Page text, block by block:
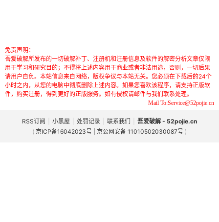
免责声明：
吾爱破解所发布的一切破解补丁、注册机和注册信息及软件的解密分析文章仅限
用于学习和研究目的；不得将上述内容用于商业或者非法用途，否则，一切后果
请用户自负。本站信息来自网络，版权争议与本站无关。您必须在下载后的24个
小时之内，从您的电脑中彻底删除上述内容。如果您喜欢该程序，请支持正版软
件，购买注册，得到更好的正版服务。如有侵权请邮件与我们联系处理。
Mail To:Service@52pojie.cn
RSS订阅 小黑屋 处罚记录 联系我们
吾爱破解 - 52pojie.cn
( 京ICP备16042023号 | 京公网安备 11010502030087号 )